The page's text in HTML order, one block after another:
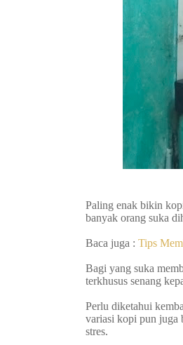
Paling enak bikin
banyak orang suka
Baca juga : Tips
Bagi yang suka
terkhusus senang
Perlu diketahui
variasi kopi pun juga
stres.